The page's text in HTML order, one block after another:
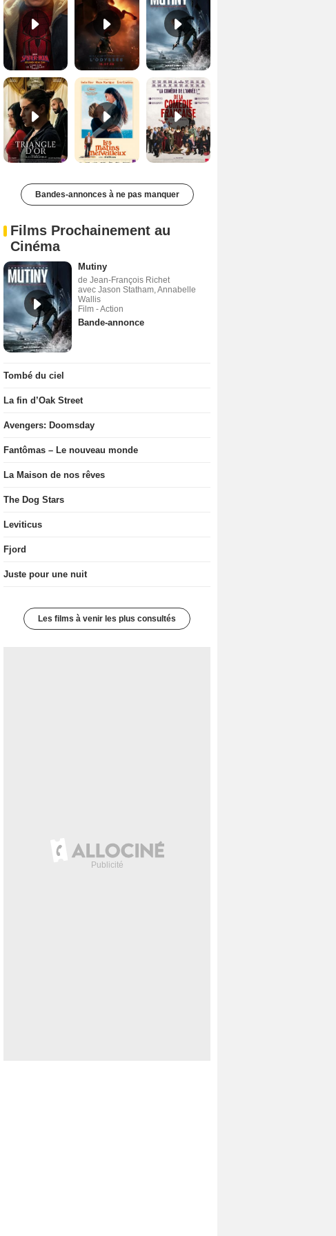
Les Matins merveilleux Bande-annonce VF De la Comédie-Française Teaser VF
Bandes-annonces à ne pas manquer
Films Prochainement au
Cinéma
Mutiny
de Jean-François Richet
avec Jason Statham, Annabelle
Wallis
Film - Action
Bande-annonce
Tombé du ciel
La fin d’Oak Street
Avengers: Doomsday
Fantômas – Le nouveau monde
La Maison de nos rêves
The Dog Stars
Leviticus
Fjord
Juste pour une nuit
Les films à venir les plus consultés